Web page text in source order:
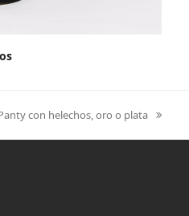
con helechos, oro o plata